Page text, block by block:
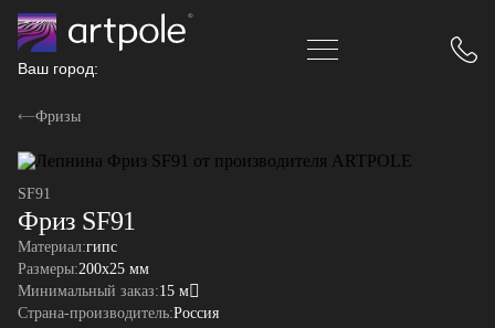
Ваш город:
Фризы
SF91
Фриз SF91
Материал:гипс
Размеры:200x25 мм
Минимальный заказ:15 м
Страна-производитель:Россия